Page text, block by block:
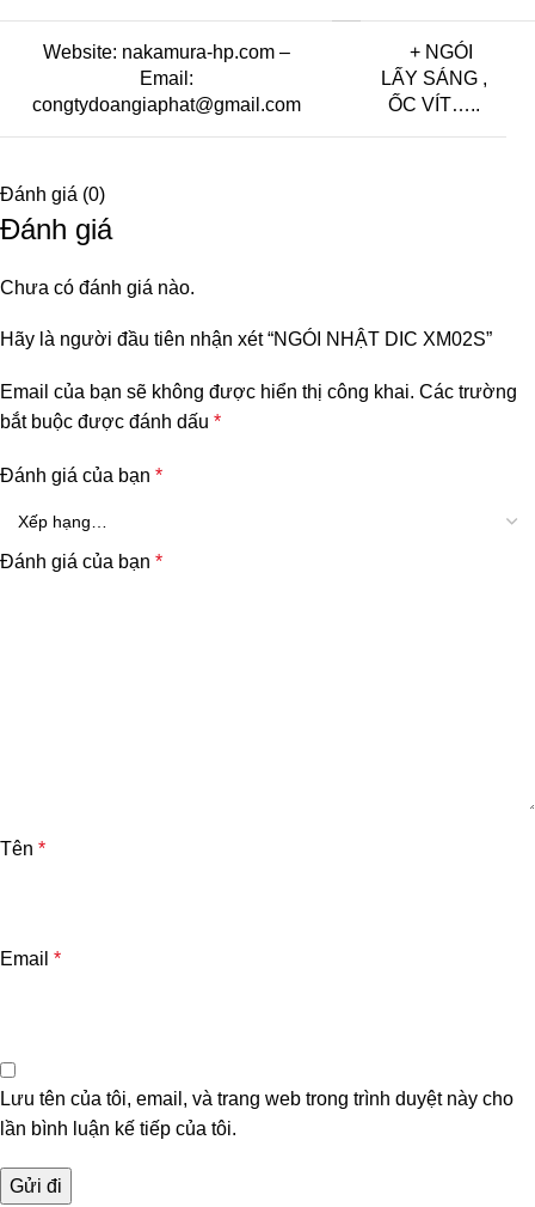
Website: nakamura-hp.com–
Email:
congtydoangiaphat@gmail.com
+ NGÓI
LẤY SÁNG ,
ỐC VÍT…..
Đánh giá (0)
Đánh giá
Chưa có đánh giá nào.
Hãy là người đầu tiên nhận xét “NGÓI NHẬT DIC XM02S”
Email của bạn sẽ không được hiển thị công khai. Các trường
bắt buộc được đánh dấu *
Đánh giá của bạn *
Đánh giá của bạn *
Tên *
Email *
Lưu tên của tôi, email, và trang web trong trình duyệt này cho
lần bình luận kế tiếp của tôi.